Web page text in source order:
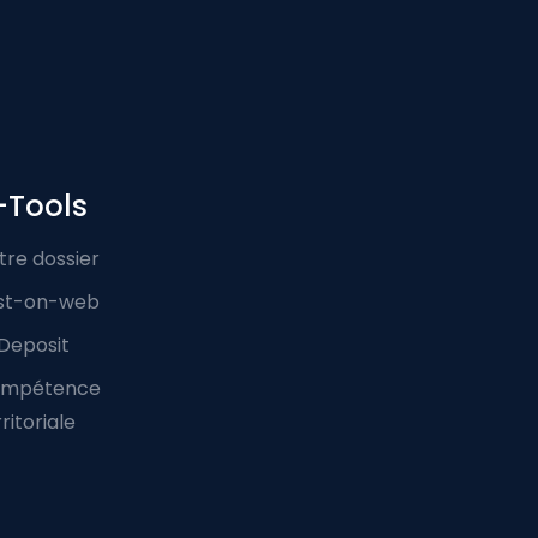
dossier
on-web